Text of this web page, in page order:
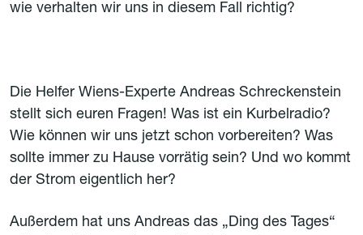
wie verhalten wir uns in diesem Fall richtig?
Die Helfer Wiens-Experte Andreas Schreckenstein
stellt sich euren Fragen! Was ist ein Kurbelradio?
Wie können wir uns jetzt schon vorbereiten? Was
sollte immer zu Hause vorrätig sein? Und wo kommt
der Strom eigentlich her?
Außerdem hat uns Andreas das „Ding des Tages“